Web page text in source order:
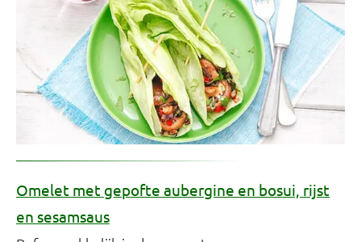
Omelet met gepofte aubergine en bosui, rijst
en sesamsaus